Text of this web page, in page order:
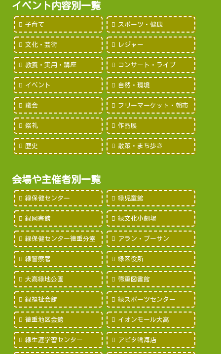
イベント内容別一覧
子育て スポーツ・健康
文化・芸術 レジャー
教養・実用・講座 コンサート・ライブ
イベント 自然・環境
議会 フリーマーケット・朝市
祭礼 作品展
歴史 散策・まち歩き
会場や主催者別一覧
緑保健センター 緑児童館
緑図書館 緑文化小劇場
緑保健センター徳重分室 アラン・プーサン
緑警察署 緑区役所
大高緑地公園 徳重図書館
緑福祉会館 緑スポーツセンター
徳重地区会館 イオンモール大高
緑生涯学習センター アピタ鳴海店